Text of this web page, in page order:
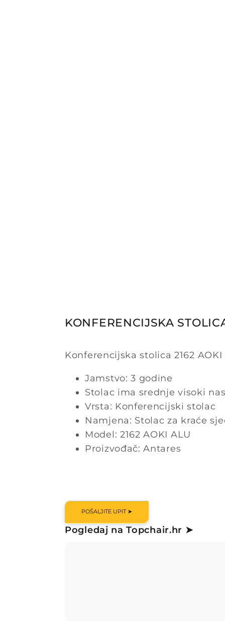
KONFERENCIJSKA
Konferencijska stolica 2162
Jamstvo: 3 godine
Stolac ima srednje visoki
Vrsta: Konferencijski stolac
Namjena: Stolac za kraće
Model: 2162 AOKI ALU
Proizvođač: Antares
POŠALJITE UPIT ➤
Pogledaj na Topchair.hr ➤